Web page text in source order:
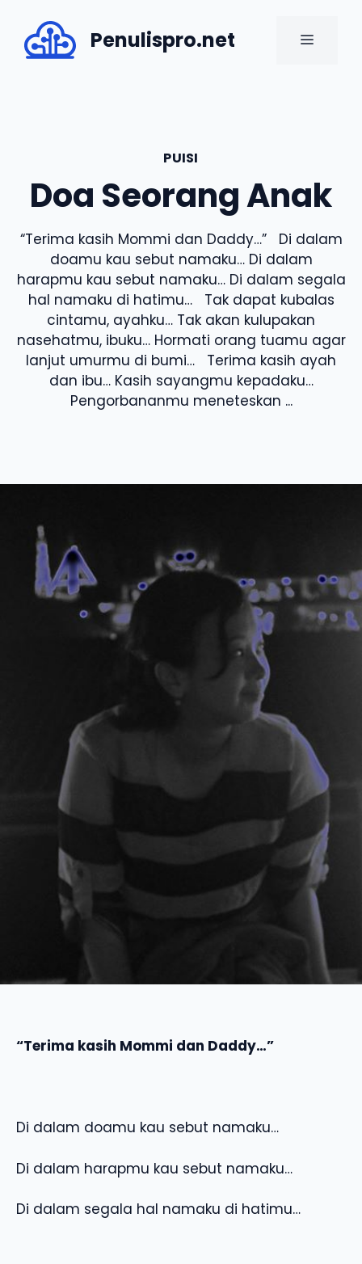
content
Penulispro.net MENU
PUISI
Doa Seorang Anak
“Terima kasih Mommi dan Daddy…” Di dalam
doamu kau sebut namaku… Di dalam
harapmu kau sebut namaku… Di dalam segala
hal namaku di hatimu… Tak dapat kubalas
cintamu, ayahku… Tak akan kulupakan
nasehatmu, ibuku… Hormati orang tuamu agar
lanjut umurmu di bumi… Terima kasih ayah
dan ibu… Kasih sayangmu kepadaku…
Pengorbananmu meneteskan ...
“Terima kasih Mommi dan Daddy…”
Di dalam doamu kau sebut namaku…
Di dalam harapmu kau sebut namaku…
Di dalam segala hal namaku di hatimu…